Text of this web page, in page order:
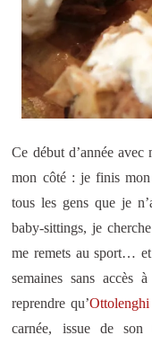
Ce début d’année avec
mon côté : je finis
tous les gens que je
baby-sittings, je
me remets au sport…
semaines sans
reprendre qu’Ottolenghi
carnée, issue de